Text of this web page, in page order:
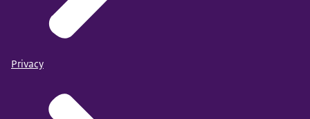
Privacy